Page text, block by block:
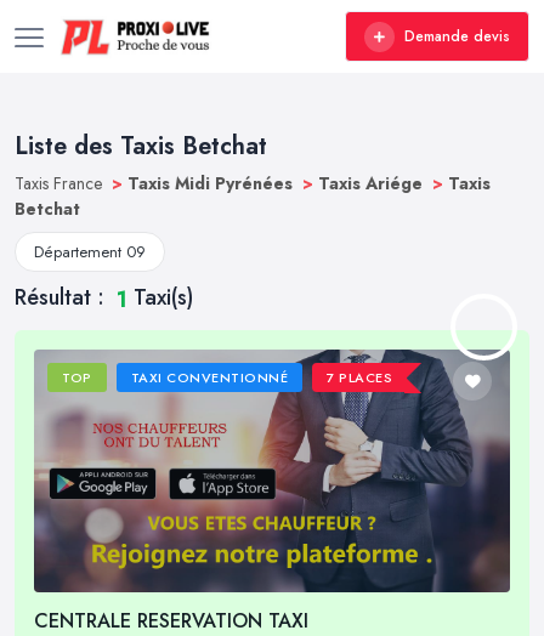
Demande devis
Liste des Taxis Betchat
Taxis France > Taxis Midi Pyrénées > Taxis Ariége > Taxis
Betchat
Département 09
Résultat : 1 Taxi(s)
TOP TAXI CONVENTIONNÉ 7 PLACES
CENTRALE RESERVATION TAXI